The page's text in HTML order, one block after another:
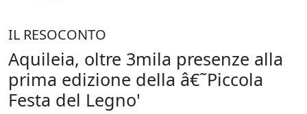
IL RESOCONTO
Aquileia, oltre 3mila presenze alla
prima edizione della â€˜Piccola
Festa del Legno'